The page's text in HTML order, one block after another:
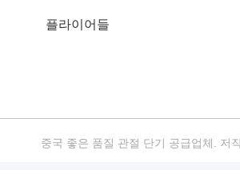
플라이어들
중국 좋은 품질 관절 단기 공급업체. 저